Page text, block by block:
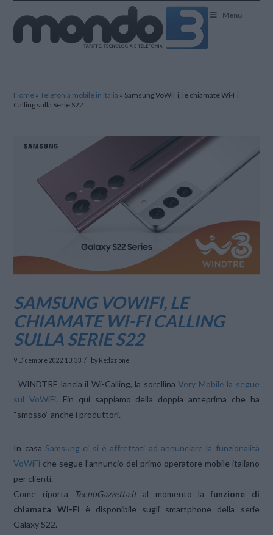
Menu
Home »Telefonia mobile in Italia » Samsung VoWiFi, le chiamate Wi-Fi
Calling sulla Serie S22
SAMSUNG VOWIFI, LE
CHIAMATE WI-FI CALLING
SULLA SERIE S22
9 Dicembre 2022 13:33 by Redazione
WINDTRE lancia il Wi-Calling, la sorellinaVery Mobile la segue
sul VoWiFi. Fin qui sappiamo della doppia anteprima che ha
“smosso” anche i produttori.
In casaSamsung ci si è affrettati ad annunciare la funzionalità
VoWiFi che segue l’annuncio del primo operatore mobile italiano
per clienti.
Come riporta
TecnoGazzetta.ital momento lafunzione di
chiamata Wi-Fi è disponibile sugli smartphone della serie
Galaxy S22.